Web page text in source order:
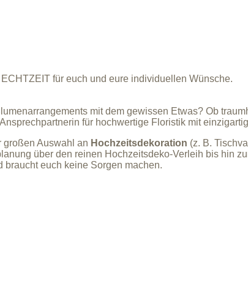
für euch und eure individuellen Wünsche.
mit dem gewissen Etwas? Ob
für hochwertige Floristik mit
großen Auswahl an Hochzeitsdekoration (z. B.
über den reinen Hochzeitsdeko-Verleih bis hin
braucht euch keine Sorgen machen.